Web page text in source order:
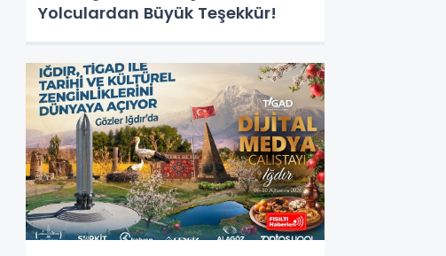
Yolculardan Büyük Teşekkür!